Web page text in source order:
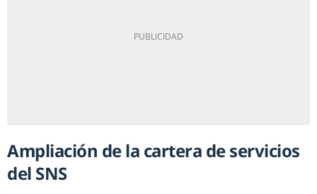
Ampliación de la cartera de servicios
del SNS